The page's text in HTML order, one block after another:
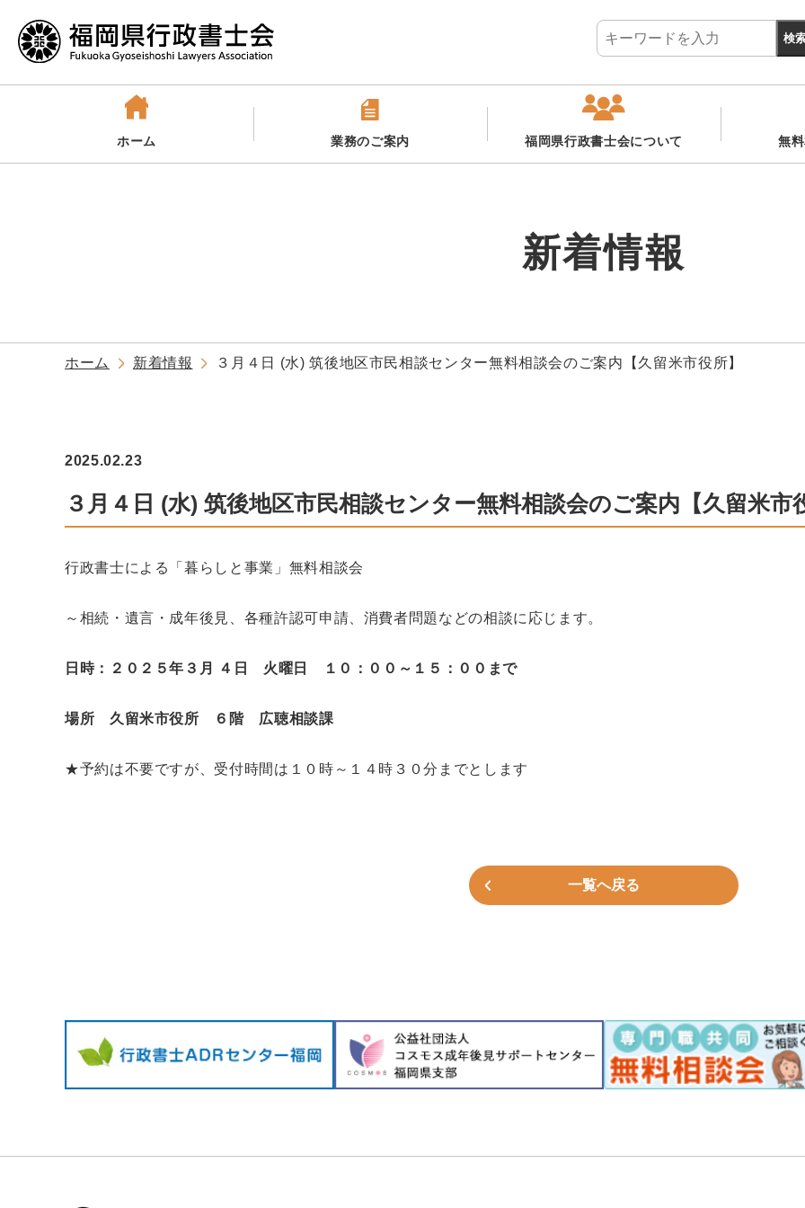
ホーム 業務のご案内 福岡県行政書士会について 無
新着情報
ホーム 新着情報 ３月４日 (水) 筑後地区市民相談センター無料相談会のご案内【久留米市役所】
2025.02.23
３月４日 (水) 筑後地区市民相談センター無料相談会のご案内【久留米市
行政書士による「暮らしと事業」無料相談会
～相続・遺言・成年後見、各種許認可申請、消費者問題などの相談に応じます。
日時：２０２５年３月 ４日 火曜日 １０：００～１５：００まで
場所 久留米市役所 ６階 広聴相談課
★予約は不要ですが、受付時間は１０時～１４時３０分までとします
一覧へ戻る